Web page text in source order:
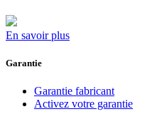
En savoir plus
Garantie
Garantie fabricant
Activez votre garantie